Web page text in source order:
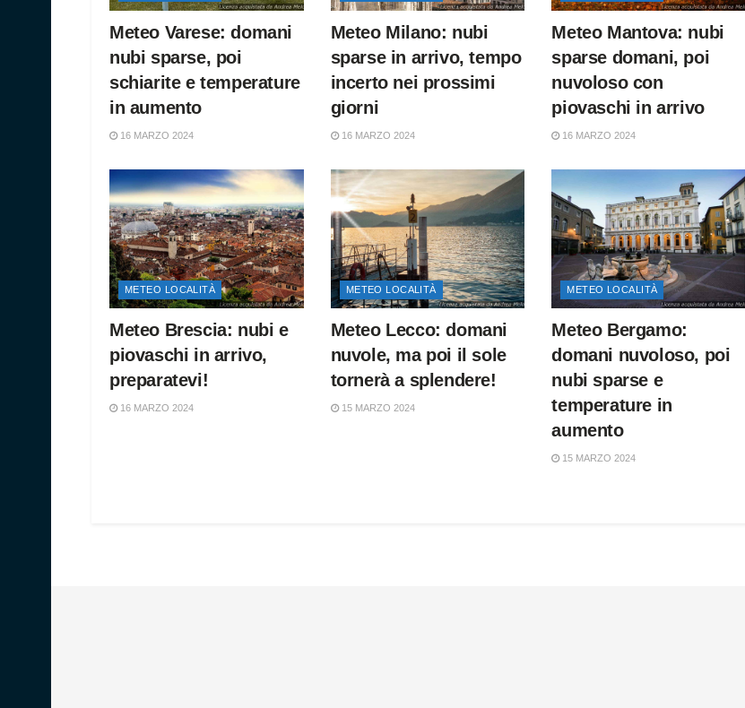
Meteo Varese: domani
nubi sparse, poi
schiarite e temperature
in aumento
16 MARZO 2024
Meteo Milano: nubi
sparse in arrivo, tempo
incerto nei prossimi
giorni
16 MARZO 2024
Meteo Mantova: nubi
sparse domani, poi
nuvoloso con
piovaschi in arrivo
16 MARZO 2024
METEO LOCALITÀ
Meteo Brescia: nubi e
piovaschi in arrivo,
preparatevi!
16 MARZO 2024
METEO LOCALITÀ
Meteo Lecco: domani
nuvole, ma poi il sole
tornerà a splendere!
15 MARZO 2024
METEO LOCALITÀ
Meteo Bergamo:
domani nuvoloso, poi
nubi sparse e
temperature in
aumento
15 MARZO 2024